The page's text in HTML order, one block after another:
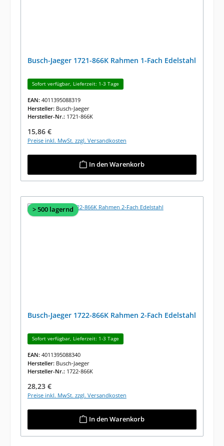
Busch-Jaeger 1721-866K Rahmen 1-Fach Edelstahl
Sofort verfügbar, Lieferzeit: 1-3 Tage
EAN: 4011395088319
Hersteller: Busch-Jaeger
Hersteller-Nr.: 1721-866K
Regulärer Preis:
15,86 €
Preise inkl. MwSt. zzgl. Versandkosten
In den Warenkorb
> 500 lagernd
Busch-Jaeger 1722-866K Rahmen 2-Fach Edelstahl
Sofort verfügbar, Lieferzeit: 1-3 Tage
EAN: 4011395088340
Hersteller: Busch-Jaeger
Hersteller-Nr.: 1722-866K
Regulärer Preis:
28,23 €
Preise inkl. MwSt. zzgl. Versandkosten
In den Warenkorb